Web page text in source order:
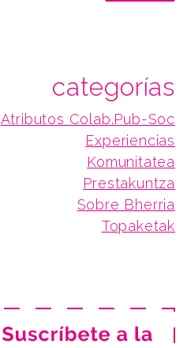
categorías
Atributos Colab.Pub-Soc
Experiencias
Komunitatea
Prestakuntza
Sobre Bherria
Topaketak